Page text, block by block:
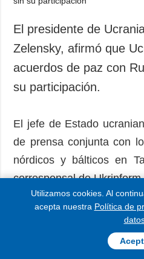
El presidente de
Zelensky, afirmó que
acuerdos de paz con
su participación.
El jefe de Estado
de prensa conjunta con
nórdicos y bálticos en
corresponsal de
Utilizamos cookies. Al
acepta nuestra Política de